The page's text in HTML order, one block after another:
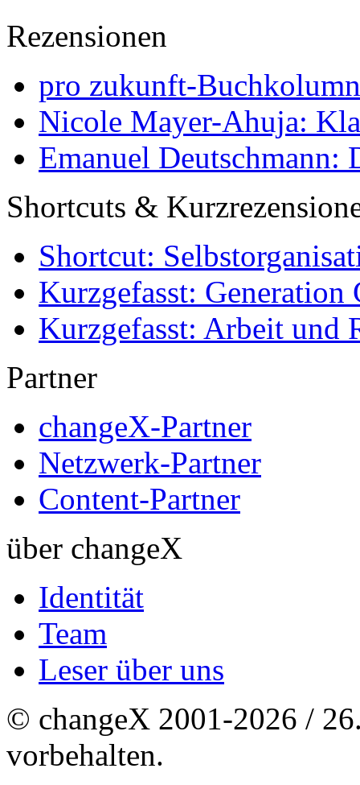
Rezensionen
pro zukunft-
Nicole Mayer-Ahuja:
Emanuel Deutschmann:
Shortcuts &
Shortcut:
Kurzgefasst: Generation
Kurzgefasst: Arbeit und
Partner
changeX-Partner
Netzwerk-Partner
Content-Partner
über changeX
Identität
Team
Leser über uns
© changeX 2001-2026 /
vorbehalten.